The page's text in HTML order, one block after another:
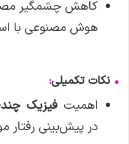
کاهش چشمگیر
هوش مصنوعی با
• نکات تکمیلی:
اهمیت فیزیک
در پیش‌بینی رفتار